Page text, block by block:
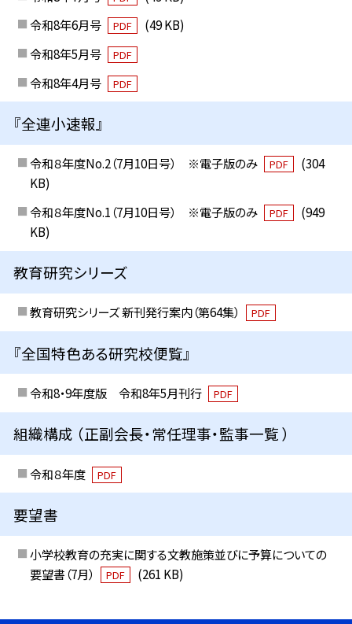
令和8年6月号
PDF
(49 KB)
令和8年5月号
PDF
令和8年4月号 PDF
『全連小速報』
令和８年度No.2（7月10日号） ※電子版のみ PDF
(304
KB)
令和８年度No.1（7月10日号） ※電子版のみ
PDF
(949
KB)
教育研究シリーズ
教育研究シリーズ 新刊発行案内（第64集） PDF
『全国特色ある研究校便覧』
令和8・9年度版 令和8年5月刊行 PDF
組織構成 （正副会長・常任理事・監事一覧 ）
令和８年度 PDF
要望書
小学校教育の充実に関する文教施策並びに予算についての
要望書（7月）
PDF (261 KB)